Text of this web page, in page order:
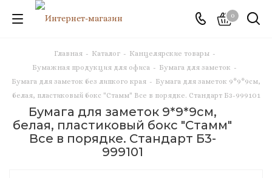
0
Главная - Каталог - Канцелярские товары -
Бумажная продукция для офиса - Бумага для заметок -
Бумага для заметок без липкого края - Бумага для заметок 9*9*9см,
белая, пластиковый бокс "Стамм" Все в порядке. Стандарт Б3-999101
Бумага для заметок 9*9*9см,
белая, пластиковый бокс "Стамм"
Все в порядке. Стандарт Б3-
999101